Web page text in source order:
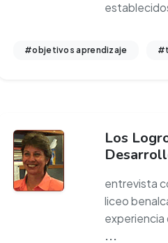
#objetivos aprendizaje
Los
entrevista
liceo
experiencia
...